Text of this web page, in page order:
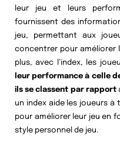
leur jeu et leurs
fournissent des
jeu, permettant aux
concentrer pour améliorer
plus, avec l’index, les
leur performance à celle
ils se classent par rapport
un index aide les joueurs à
pour améliorer leur jeu en
style personnel de jeu.